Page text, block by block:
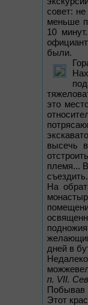
совет:
меньше
10
были.
это
высечь
племя...
съездить.
На
дней в
п. VII.
Побывав
Этот